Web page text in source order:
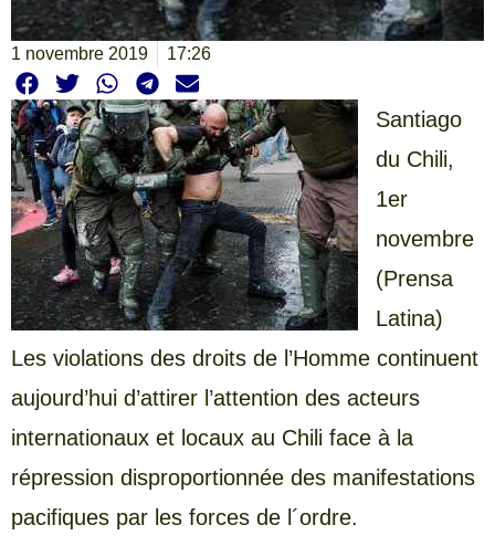
1 novembre 2019 17:26
Santiago
du Chili,
1er
novembre
(Prensa
Latina)
Les violations des droits de l’Homme continuent
aujourd’hui d’attirer l’attention des acteurs
internationaux et locaux au Chili face à la
répression disproportionnée des manifestations
pacifiques par les forces de l´ordre.